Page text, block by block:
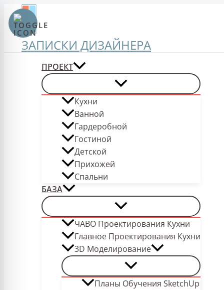
Перейти
содержимому
ЗАПИСКИ ДИЗАЙНЕРА
ПРОЕКТ
Кухни
Ванной
Гардеробной
Гостиной
Детской
Прихожей
Спальни
БАЗА
ЧАВО Проектирования Кухни
Главное Проектирования Кухни
3D Моделирование
Планы Обучения SketchUp